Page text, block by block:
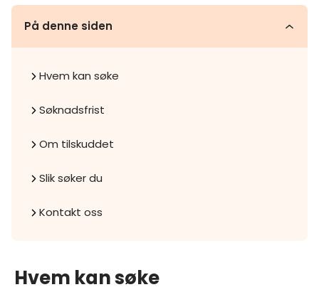
På denne siden
Hvem kan søke
Søknadsfrist
Om tilskuddet
Slik søker du
Kontakt oss
Hvem kan søke